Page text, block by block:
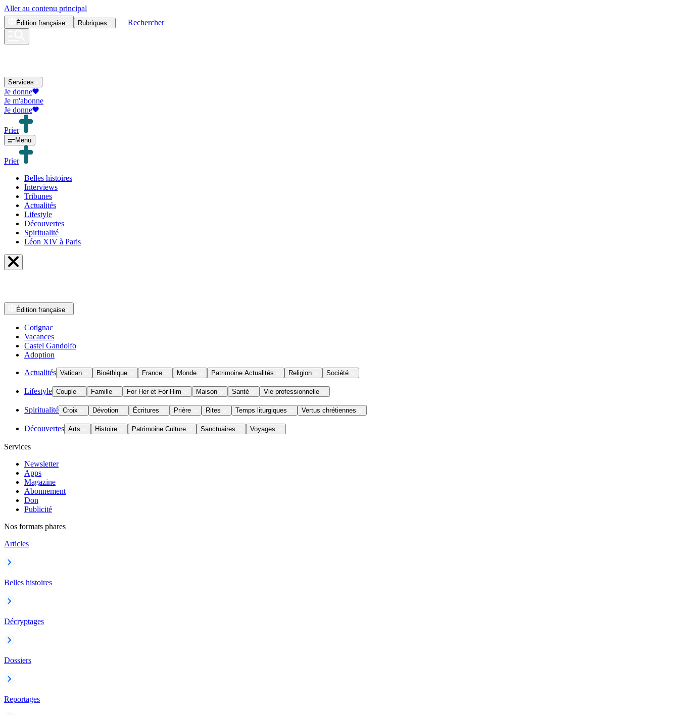
Aller au contenu principal
Édition française Rubriques Rechercher
Services
Je donne
Je m'abonne
Je donne
Prier
Menu
Prier
Belles histoires
Interviews
Tribunes
Actualités
Lifestyle
Découvertes
Spiritualité
Léon XIV à Paris
Édition française
Cotignac
Vacances
Castel Gandolfo
Adoption
Actualités Vatican Bioéthique France Monde Patrimoine Actualités Religion Société
Lifestyle Couple Famille For Her et For Him Maison Santé Vie professionnelle
Spiritualité Croix Dévotion Écritures Prière Rites Temps liturgiques Vertus chrétiennes
Découvertes Arts Histoire Patrimoine Culture Sanctuaires Voyages
Services
Newsletter
Apps
Magazine
Abonnement
Don
Publicité
Nos formats phares
Articles
Belles histoires
Décryptages
Dossiers
Reportages